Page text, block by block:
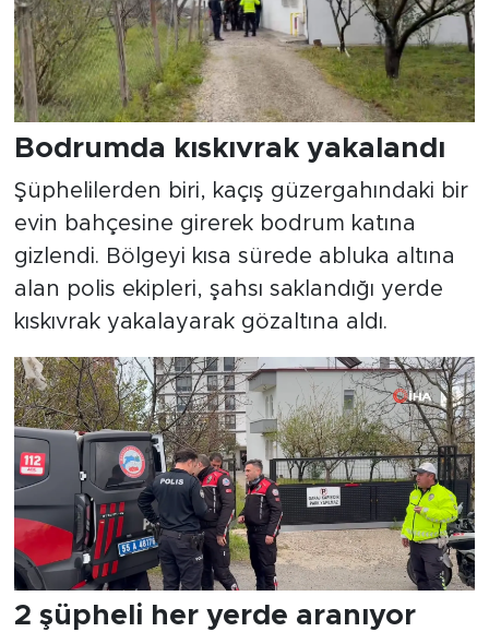
Bodrumda kıskıvrak yakalandı
Şüphelilerden biri, kaçış güzergahındaki bir
evin bahçesine girerek bodrum katına
gizlendi. Bölgeyi kısa sürede abluka altına
alan polis ekipleri, şahsı saklandığı yerde
kıskıvrak yakalayarak gözaltına aldı.
2 şüpheli her yerde aranıyor